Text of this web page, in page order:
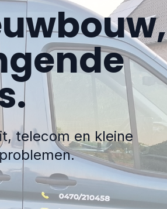
telecom en kleine